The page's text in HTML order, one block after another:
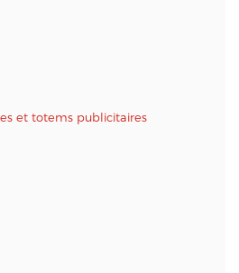
et totems publicitaires